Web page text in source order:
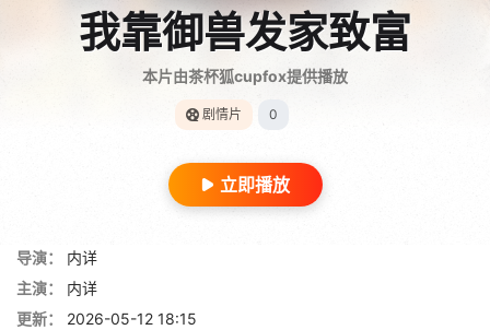
我靠御兽发家致富
本片由茶杯狐cupfox提供播放
剧情片 0
立即播放
导演：
内详
主演：
内详
更新：
2026-05-12 18:15